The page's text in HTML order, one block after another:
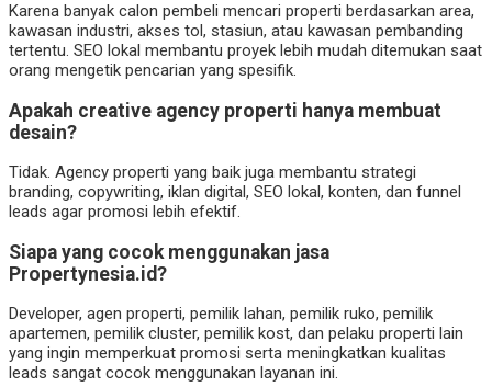
Karena banyak calon pembeli mencari properti berdasarkan area,
kawasan industri, akses tol, stasiun, atau kawasan pembanding
tertentu. SEO lokal membantu proyek lebih mudah ditemukan saat
orang mengetik pencarian yang spesifik.
Apakah creative agency properti hanya membuat
desain?
Tidak. Agency properti yang baik juga membantu strategi
branding, copywriting, iklan digital, SEO lokal, konten, dan funnel
leads agar promosi lebih efektif.
Siapa yang cocok menggunakan jasa
Propertynesia.id?
Developer, agen properti, pemilik lahan, pemilik ruko, pemilik
apartemen, pemilik cluster, pemilik kost, dan pelaku properti lain
yang ingin memperkuat promosi serta meningkatkan kualitas
leads sangat cocok menggunakan layanan ini.